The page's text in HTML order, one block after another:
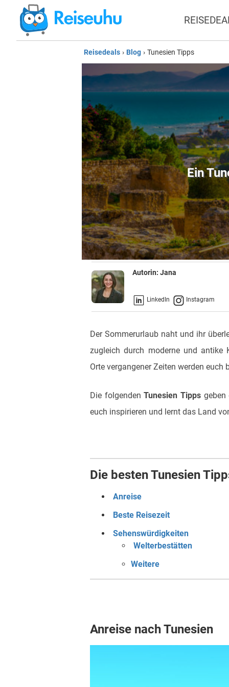
Reisedeals › Blog › Tunesien Tipps
Ein
Autorin:Jana
LinkedIn Instagram
Der Sommerurlaub naht und ihr
zugleich durch moderne und antike
Orte vergangener Zeiten werden euch
Die folgendenTunesien Tipps
euch inspirieren und lernt das Land
Die besten Tunesien
Anreise
Beste Reisezeit
Sehenswürdigkeiten
Welterbestätten
Weitere
Anreise nach Tunesien